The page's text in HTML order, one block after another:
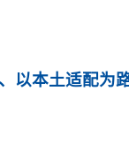
以本土适配为